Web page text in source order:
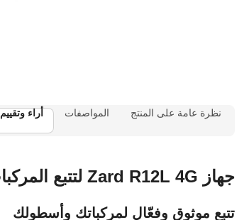
نظرة عامة على المنتج
المواصفات أراء وتقييم
جهاز Zard R12L 4G لتتبع المركبات – حل متقدم لتتبع الأسطول
تتبع موثوق وفعّال لمركباتك وأسطولك